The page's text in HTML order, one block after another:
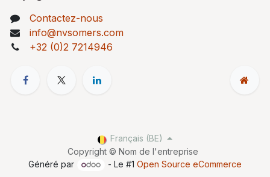
Contactez-nous
info@nvsomers.com
+32 (0)2 7214946
Copyright © Nom de l'entreprise
Français (BE)
Généré par - Le #1Open Source eCommerce